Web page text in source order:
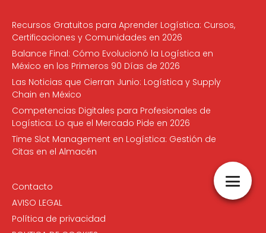
Recursos Gratuitos para Aprender Logística: Cursos,
Certificaciones y Comunidades en 2026
Balance Final: Cómo Evolucionó la Logística en
México en los Primeros 90 Días de 2026
Las Noticias que Cierran Junio: Logística y Supply
Chain en México
Competencias Digitales para Profesionales de
Logística: Lo que el Mercado Pide en 2026
Time Slot Management en Logística: Gestión de
Citas en el Almacén
Contacto
AVISO LEGAL
Política de privacidad